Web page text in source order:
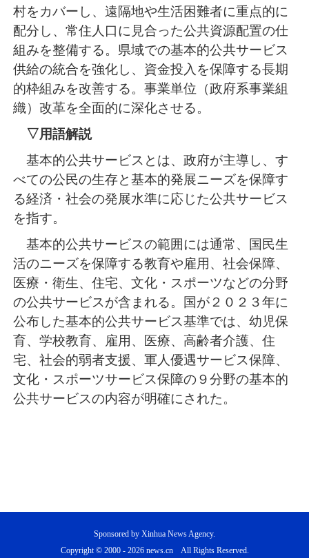
村をカバーし、遠隔地や生活困難者に重点的に
配分し、常住人口に見合った公共資源配置の仕
組みを整備する。県域での基本的公共サービス
供給の統合を強化し、資金投入を保障する長期
的枠組みを改善する。事業単位（政府系事業組
織）改革を全面的に深化させる。
▽用語解説
基本的公共サービスとは、政府が主導し、す
べての公民の生存と基本的発展ニーズを保障す
る経済・社会の発展水準に応じた公共サービス
を指す。
基本的公共サービスの範囲には通常、国民生
活のニーズを保障する教育や雇用、社会保障、
医療・衛生、住宅、文化・スポーツなどの分野
の公共サービスが含まれる。国が２０２３年に
公布した基本的公共サービス基準では、幼児保
育、学校教育、雇用、医療、高齢者介護、住
宅、社会的弱者支援、軍人優遇サービス保障、
文化・スポーツサービス保障の９分野の基本的
公共サービスの内容が明確にされた。
Sponsored by Xinhua News Agency.
Copyright © 2000 - 2026 news.cn All Rights Reserved.